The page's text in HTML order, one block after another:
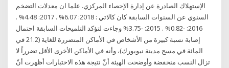
الإستهلاك الصادرة عن إدارة الإحصاء المركزي. علما ان معدلات التضخم
السنوي عن السنوات السابقة كان كالاتي : 2018: 6.07% . 2017: 4.48% .
2016: -0.82% . 2015: -3.75% وجاءت لتؤكد التلميحات السابقة احتمال
إصابة نسبة كبيرة من الأشخاص في الأماكن المتضررة للغاية (21.2 في
المائة في مسح مدينة نيويورك)، وأنه في الأماكن الأخرى الأقل تضرراً لا
تزال النسب منخفضة وأوضحت الهيئة أنّ نتيجة هذه الاختبارات أظهرت أنّ